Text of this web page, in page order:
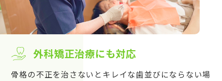
外科矯正治療にも対応
骨格の不正を治さないとキレイな歯並びにならない場